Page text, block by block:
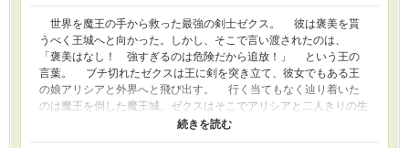
世界を魔王の手から救った最強の剣士ゼクス。 彼は褒美を貰
うべく王城へと向かった。しかし、そこで言い渡されたのは、
「褒美はなし！ 強すぎるのは危険だから追放！」 という王の
言葉。 ブチ切れたゼクスは王に剣を突き立て、彼女でもある王
の娘アリシアと外界へと飛び出す。 行く当てもなく辿り着いた
のは魔王を倒した魔王城。ゼクスはそこでアリシアと二人きりの生
活をしようとする。 だがしかし、ベッドで寝ていたゼクスの布
団の中――そこに居たのはなぜか全裸で寝ている少女フウ。 フ